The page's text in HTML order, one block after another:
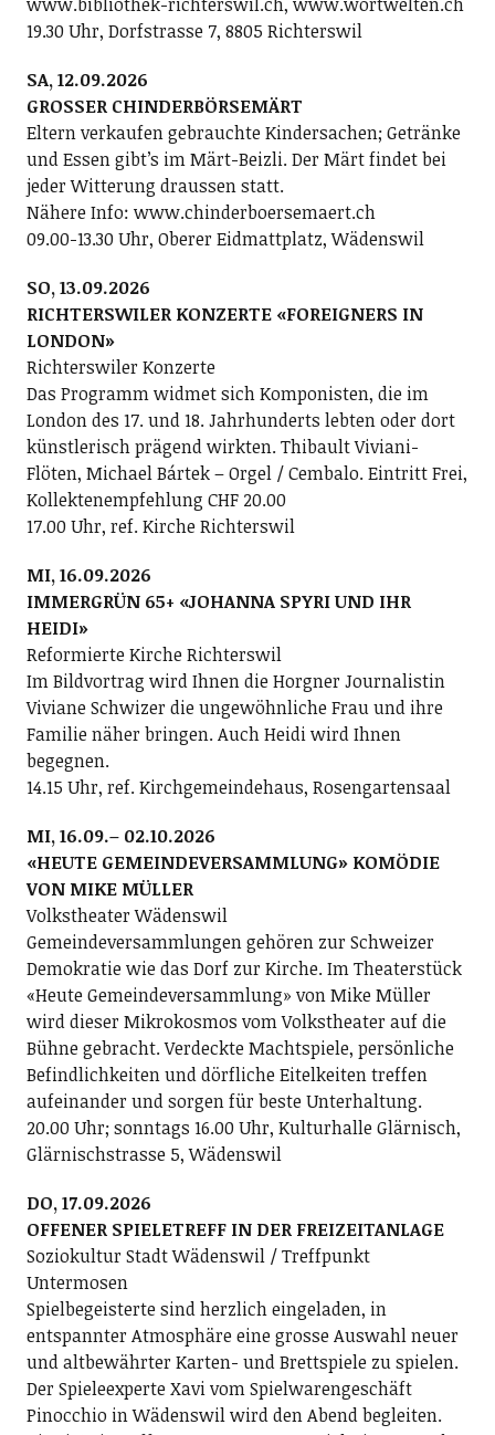
19.30 Uhr, Dorfstrasse 7, 8805 Richterswil
SA, 12.09.2026
GROSSER CHINDERBÖRSEMÄRT
Eltern verkaufen gebrauchte Kindersachen; Getränke
und Essen gibt’s im Märt-Beizli. Der Märt findet bei
jeder Witterung draussen statt.
Nähere Info: www.chinderboersemaert.ch
09.00-13.30 Uhr, Oberer Eidmattplatz, Wädenswil
SO, 13.09.2026
RICHTERSWILER KONZERTE «FOREIGNERS IN
LONDON»
Richterswiler Konzerte
Das Programm widmet sich Komponisten, die im
London des 17. und 18. Jahrhunderts lebten oder dort
künstlerisch prägend wirkten. Thibault Viviani-
Flöten, Michael Bártek – Orgel / Cembalo. Eintritt Frei,
Kollektenempfehlung CHF 20.00
17.00 Uhr, ref. Kirche Richterswil
MI, 16.09.2026
IMMERGRÜN 65+ «JOHANNA SPYRI UND IHR
HEIDI»
Reformierte Kirche Richterswil
Im Bildvortrag wird Ihnen die Horgner Journalistin
Viviane Schwizer die ungewöhnliche Frau und ihre
Familie näher bringen. Auch Heidi wird Ihnen
begegnen.
14.15 Uhr, ref. Kirchgemeindehaus, Rosengartensaal
MI, 16.09.– 02.10.2026
«HEUTE GEMEINDEVERSAMMLUNG» KOMÖDIE
VON MIKE MÜLLER
Volkstheater Wädenswil
Gemeindeversammlungen gehören zur Schweizer
Demokratie wie das Dorf zur Kirche. Im Theaterstück
«Heute Gemeindeversammlung» von Mike Müller
wird dieser Mikrokosmos vom Volkstheater auf die
Bühne gebracht. Verdeckte Machtspiele, persönliche
Befindlichkeiten und dörfliche Eitelkeiten treffen
aufeinander und sorgen für beste Unterhaltung.
20.00 Uhr; sonntags 16.00 Uhr, Kulturhalle Glärnisch,
Glärnischstrasse 5, Wädenswil
DO, 17.09.2026
OFFENER SPIELETREFF IN DER FREIZEITANLAGE
Soziokultur Stadt Wädenswil / Treffpunkt
Untermosen
Spielbegeisterte sind herzlich eingeladen, in
entspannter Atmosphäre eine grosse Auswahl neuer
und altbewährter Karten- und Brettspiele zu spielen.
Der Spieleexperte Xavi vom Spielwarengeschäft
Pinocchio in Wädenswil wird den Abend begleiten.